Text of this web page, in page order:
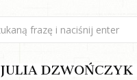
JULIA DZWOŃCZYK